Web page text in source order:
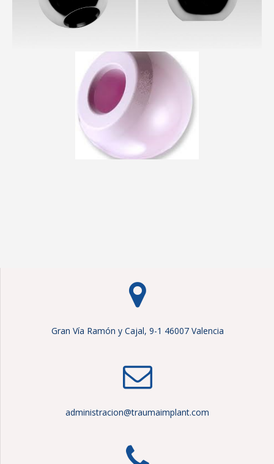
Gran Vía Ramón y Cajal, 9-1 46007 Valencia
administracion@traumaimplant.com